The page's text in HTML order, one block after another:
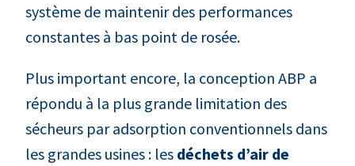
système de maintenir des performances
constantes à bas point de rosée.
Plus important encore, la conception ABP a
répondu à la plus grande limitation des
sécheurs par adsorption conventionnels dans
les grandes usines : les déchets d’air de